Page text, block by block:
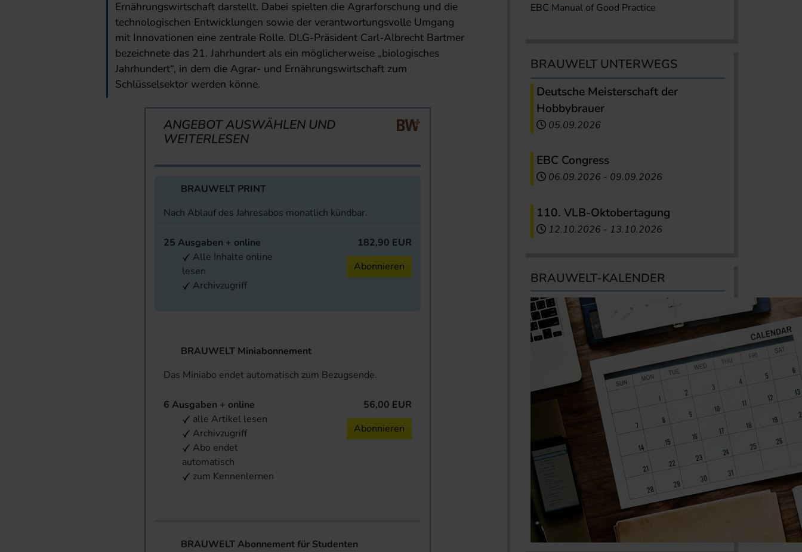
Ernährungswirtschaft darstellt. Dabei spielten die Agrarforschung und die
technologischen Entwicklungen sowie der verantwortungsvolle Umgang
mit Innovationen eine zentrale Rolle. DLG-Präsident Carl-Albrecht Bartmer
bezeichnete das 21. Jahrhundert als ein möglicherweise „biologisches
Jahrhundert“, in dem die Agrar- und Ernährungswirtschaft zum
Schlüsselsektor werden könne.
ANGEBOT AUSWÄHLEN UND
WEITERLESEN
BRAUWELT PRINT
Nach Ablauf des Jahresabos monatlich kündbar.
25 Ausgaben + online
Alle Inhalte online
lesen
Archivzugriff
182,90 EUR
Abonnieren
BRAUWELT Miniabonnement
Das Miniabo endet automatisch zum Bezugsende.
6 Ausgaben + online
alle Artikel lesen
Archivzugriff
Abo endet
automatisch
zum Kennenlernen
56,00 EUR
Abonnieren
BRAUWELT Abonnement für Studenten
EBC Manual of Good Practice
BRAUWELT UNTERWEGS
Deutsche Meisterschaft der
Hobbybrauer
05.09.2026
EBC Congress
06.09.2026 - 09.09.2026
110. VLB-Oktobertagung
12.10.2026 - 13.10.2026
BRAUWELT-KALENDER